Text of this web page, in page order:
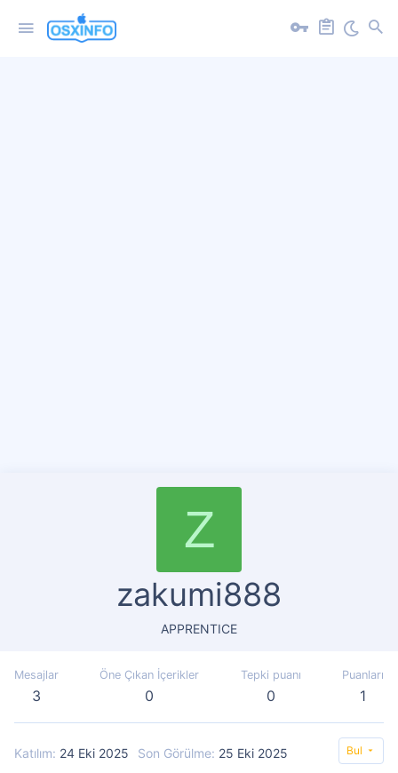
Z
zakumi888
APPRENTICE
Mesajlar
3
Öne Çıkan İçerikler
0
Tepki puanı
0
Puanları
1
Katılım 24 Eki 2025 Son Görülme 25 Eki 2025 Bul